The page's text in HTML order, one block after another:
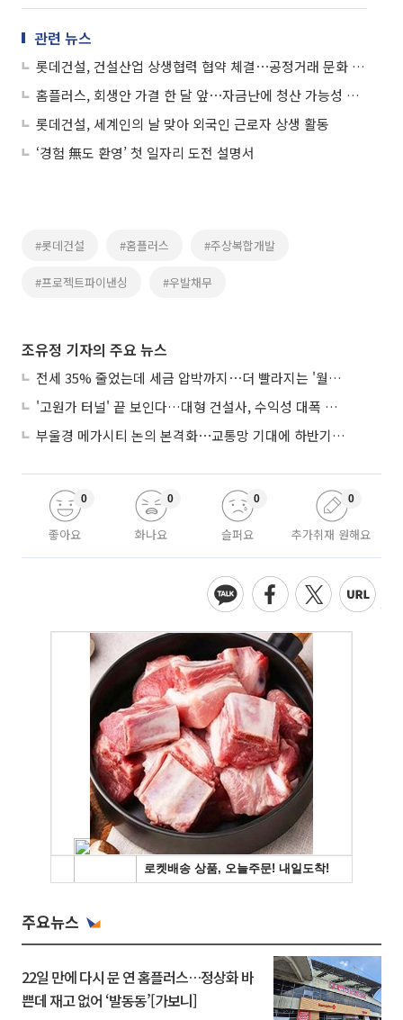
관련 뉴스
롯데건설, 건설산업 상생협력 협약 체결⋯공정거래 문화 확산
홈플러스, 회생안 가결 한 달 앞⋯자금난에 청산 가능성 고조
롯데건설, 세계인의 날 맞아 외국인 근로자 상생 활동
‘경험 無도 환영’ 첫 일자리 도전 설명서
#롯데건설 #홈플러스 #주상복합개발
#프로젝트파이낸싱 #우발채무
조유정 기자의 주요 뉴스
전세 35% 줄었는데 세금 압박까지⋯더 빨라지는 '월세화'
'고원가 터널' 끝 보인다…대형 건설사, 수익성 대폭 개선
부울경 메가시티 논의 본격화⋯교통망 기대에 하반기 분양시장 '주목'
좋아요
0
화나요
0
슬퍼요
0
추가취재 원해요
0
주요뉴스
22일 만에 다시 문 연 홈플러스…정상화 바
쁜데 재고 없어 ‘발동동’[가보니]